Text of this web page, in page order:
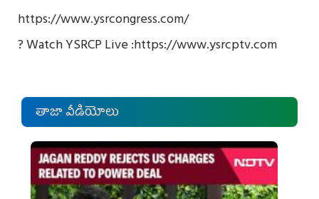
https://www.ysrcongress.com/
? Watch YSRCP Live :https://www.ysrcptv.com
తాజా వీడియోలు